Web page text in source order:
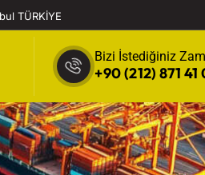
TÜRKİYE
Bizi İstediğiniz
+90 (212) 871 41